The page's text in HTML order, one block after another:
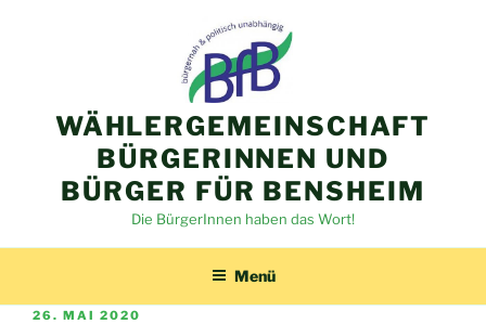
WÄHLERGEMEINSCHAFT
BÜRGERINNEN UND
BÜRGER FÜR BENSHEIM
Die BürgerInnen haben das Wort!
Menü
VERÖFFENTLICHT
26. MAI 2020